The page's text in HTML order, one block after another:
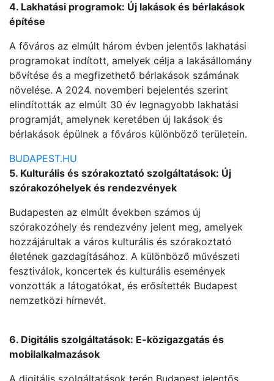
4. Lakhatási programok: Új lakások és bérlakások
építése
A főváros az elmúlt három évben jelentős lakhatási
programokat indított, amelyek célja a lakásállomány
bővítése és a megfizethető bérlakások számának
növelése. A 2024. novemberi bejelentés szerint
elindították az elmúlt 30 év legnagyobb lakhatási
programját, amelynek keretében új lakások és
bérlakások épülnek a főváros különböző területein.
BUDAPEST.HU
5. Kulturális és szórakoztató szolgáltatások: Új
szórakozóhelyek és rendezvények
Budapesten az elmúlt években számos új
szórakozóhely és rendezvény jelent meg, amelyek
hozzájárultak a város kulturális és szórakoztató
életének gazdagításához. A különböző művészeti
fesztiválok, koncertek és kulturális események
vonzották a látogatókat, és erősítették Budapest
nemzetközi hírnevét.
6. Digitális szolgáltatások: E-közigazgatás és
mobilalkalmazások
A digitális szolgáltatások terén Budapest jelentős